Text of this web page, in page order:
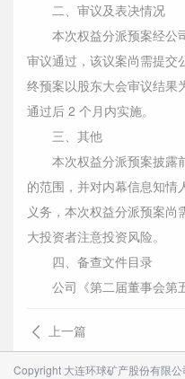
二、审议及表决情况
本次权益分派预案经公
审议通过，该议案尚需提交
终预案以股东大会审议结果
通过后 2 个月内实施。
三、其他
本次权益分派预案披露
的范围，并对内幕信息知情
义务，本次权益分派预案
大投资者注意投资风险。
四、备查文件目录
公司《第二届董事会第
上一篇
Copyright 大连环球矿产股份有限公